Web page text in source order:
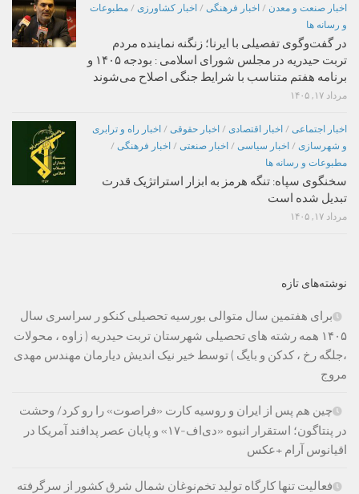
اخبار صنعت و معدن / اخبار فرهنگی / اخبار کشاورزی / مطبوعات
و رسانه ها
در گفت‌وگوی تفصیلی با ایرنا؛ زنگنه نماینده مردم
تربت حیدریه در مجلس شورای اسلامی : بودجه ۱۴۰۵ و
برنامه هفتم متناسب با شرایط جنگی اصلاح می‌شوند
مرداد ۱۷, ۱۴۰۵
اخبار اجتماعی / اخبار اقتصادی / اخبار حقوقی / اخبار راه و ترابری
و شهرسازی / اخبار سیاسی / اخبار صنعتی / اخبار فرهنگی /
مطبوعات و رسانه ها
سخنگوی سپاه: تنگه هرمز به ابزار استراتژیک قدرت
تبدیل شده است
مرداد ۱۷, ۱۴۰۵
نوشته‌های تازه
برای هفتمین سال متوالی بورسیه تحصیلی کنکو ر سراسری سال
۱۴۰۵ همه رشته های تحصیلی شهرستان تربت حیدریه ( زاوه ، محولات
،جلگه رخ ، کدکن و بایگ ) توسط خیر نیک اندیش دیارمان مهندس مهدی
مروج
چین هم پس از ایران و روسیه کارت «فراصوت» را رو کرد/ وحشت
در پنتاگون؛ استقرار انبوه «دی‌اف‑۱۷» و پایان عصر پدافند آمریکا در
اقیانوس آرام +عکس
فعالیت تنها کارگاه تولید تخم‌نوغان شمال شرق کشور از سرگرفته